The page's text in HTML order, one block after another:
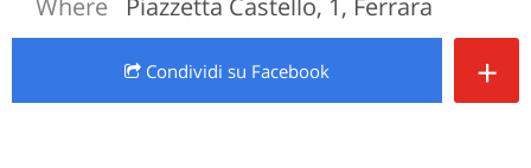
Where Piazzetta Castello, 1, Ferrara
Condividi su Facebook +